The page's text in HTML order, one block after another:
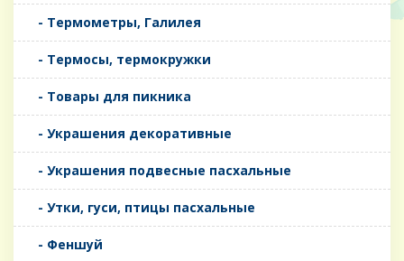
- Термометры, Галилея
- Термосы, термокружки
- Товары для пикника
- Украшения декоративные
- Украшения подвесные пасхальные
- Утки, гуси, птицы пасхальные
- Феншуй